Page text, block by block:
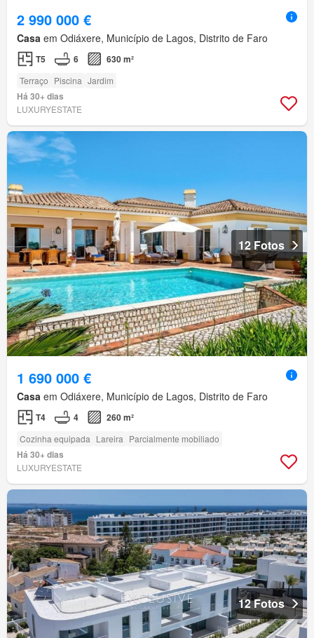
2 990 000 €
Casa em Odiáxere, Município de Lagos, Distrito de Faro
T5 6 630 m²
Terraço Piscina Jardim
Há 30+ dias
LUXURYESTATE
12 Fotos
1 690 000 €
Casa em Odiáxere, Município de Lagos, Distrito de Faro
T4 4 260 m²
Cozinha equipada Lareira Parcialmente mobiliado
Há 30+ dias
LUXURYESTATE
12 Fotos